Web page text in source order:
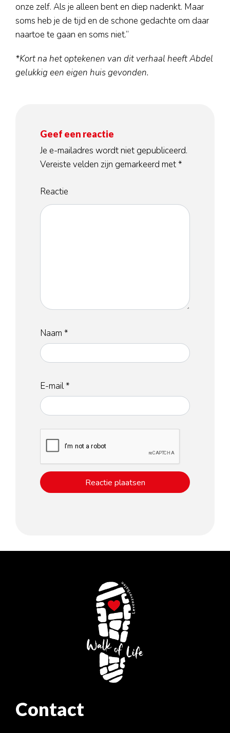
onze zelf. Als je alleen bent en diep nadenkt. Maar
soms heb je de tijd en de schone gedachte om daar
naartoe te gaan en soms niet.”
*Kort na het optekenen van dit verhaal heeft Abdel
gelukkig een eigen huis gevonden.
Geef een reactie
Je e-mailadres wordt niet gepubliceerd.
Vereiste velden zijn gemarkeerd met*
Reactie
Naam *
E-mail*
Contact